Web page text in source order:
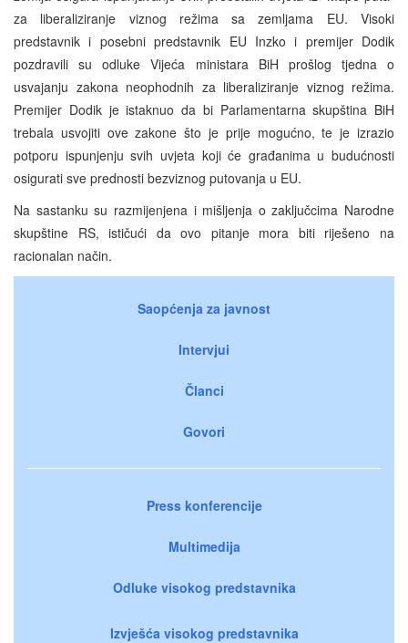
za liberaliziranje viznog režima sa zemljama EU. Visoki
predstavnik i posebni predstavnik EU Inzko i premijer Dodik
pozdravili su odluke Vijeća ministara BiH prošlog tjedna o
usvajanju zakona neophodnih za liberaliziranje viznog režima.
Premijer Dodik je istaknuo da bi Parlamentarna skupština BiH
trebala usvojiti ove zakone što je prije mogućno, te je izrazio
potporu ispunjenju svih uvjeta koji će građanima u budućnosti
osigurati sve prednosti bezviznog putovanja u EU.
Na sastanku su razmijenjena i mišljenja o zaključcima Narodne
skupštine RS, ističući da ovo pitanje mora biti riješeno na
racionalan način.
Saopćenja za javnost
Intervjui
Članci
Govori
Press konferencije
Multimedija
Odluke visokog predstavnika
Izvješća visokog predstavnika